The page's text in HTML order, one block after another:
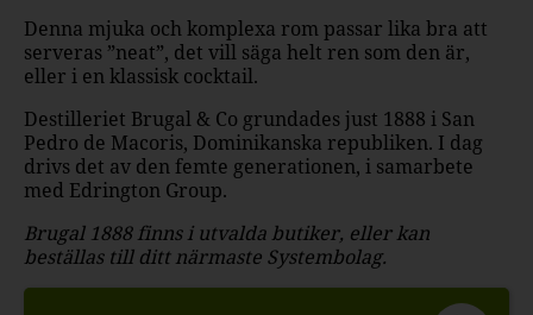
Denna mjuka och komplexa rom passar lika bra att
serveras ”neat”, det vill säga helt ren som den är,
eller i en klassisk cocktail.
Destilleriet Brugal & Co grundades just 1888 i San
Pedro de Macoris, Dominikanska republiken. I dag
drivs det av den femte generationen, i samarbete
med Edrington Group.
Brugal 1888 finns i utvalda butiker, eller kan
beställas till ditt närmaste Systembolag.